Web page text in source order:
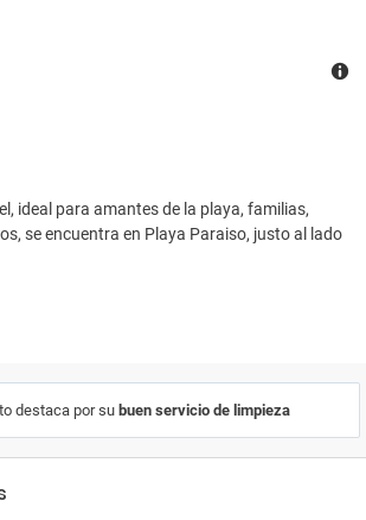
ideal para amantes de la playa, familias,
se encuentra en Playa Paraiso, justo al lado
destaca por su buen servicio de limpieza